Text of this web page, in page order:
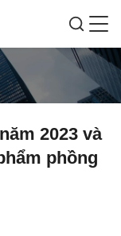
2023 và
phồng